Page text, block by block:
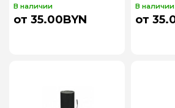
В наличии
от 35.00BYN
В наличии
от